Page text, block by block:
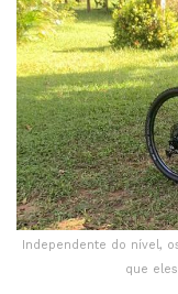
Independente do nível,
que